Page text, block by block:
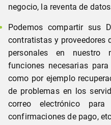
negocio, la reventa de
Podemos compartir sus
contratistas y proveedores
personales en nuestro
funciones necesarias
como por ejemplo
de problemas en los
correo electrónico
confirmaciones de pago,